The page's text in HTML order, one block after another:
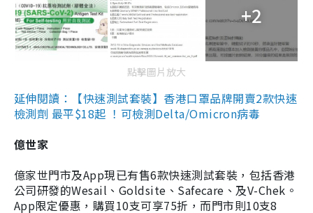
+2
點擊圖片放大
延伸閱讀：【快速測試套裝】香港口罩品牌開賣2款快速
檢測劑 最平$18起 ！可檢測Delta/Omicron病毒
億世家
億家世門市及App現已有售6款快速測試套裝，包括香港
公司研發的Wesail、Goldsite、Safecare、及V-Chek。
App限定優惠，購買10支可享75折，而門市則10支8